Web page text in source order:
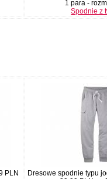
1 para -
Spodnie z
PLN
Dresowe spodnie typu